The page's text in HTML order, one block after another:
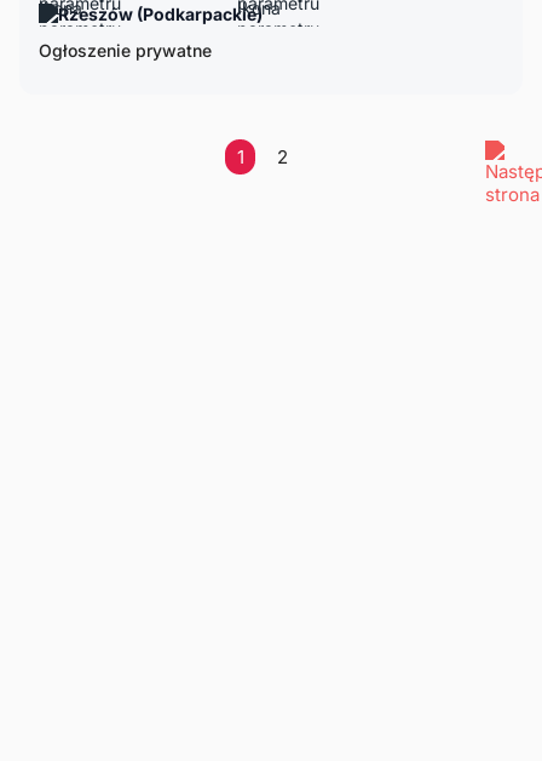
Rzeszów (Podkarpackie)
Ogłoszenie prywatne
1 2